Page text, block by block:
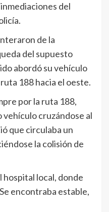
del
de la
del supuesto
abordó su vehículo
188 hacia el oeste.
por la ruta 188,
cruzándose al
que circulaba un
la colisión de
hospital local, donde
encontraba estable,